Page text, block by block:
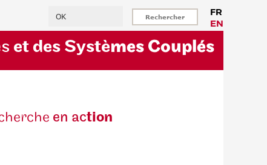
FR
EN
et des Systèmes Couplés
rche en action